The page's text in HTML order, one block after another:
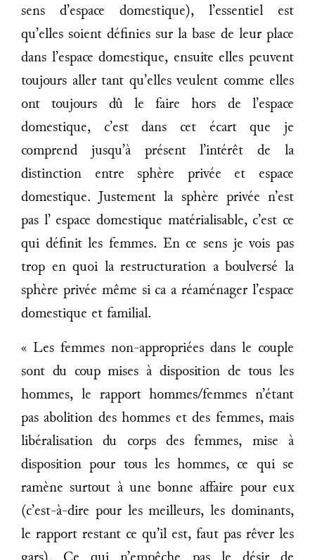
sens d’espace domestique), l’essentiel est
qu’elles soient définies sur la base de leur place
dans l’espace domestique, ensuite elles peuvent
toujours aller tant qu’elles veulent comme elles
ont toujours dû le faire hors de l’espace
domestique, c’est dans cet écart que je
comprend jusqu’à présent l’intérêt de la
distinction entre sphère privée et espace
domestique. Justement la sphère privée n’est
pas l’ espace domestique matérialisable, c’est ce
qui définit les femmes. En ce sens je vois pas
trop en quoi la restructuration a boulversé la
sphère privée même si ca a réaménager l’espace
domestique et familial.
« Les femmes non-appropriées dans le couple
sont du coup mises à disposition de tous les
hommes, le rapport hommes/femmes n’étant
pas abolition des hommes et des femmes, mais
libéralisation du corps des femmes, mise à
disposition pour tous les hommes, ce qui se
ramène surtout à une bonne affaire pour eux
(c’est-à-dire pour les meilleurs, les dominants,
le rapport restant ce qu’il est, faut pas rêver les